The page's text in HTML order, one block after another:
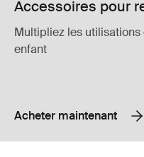
Accessoires pour
Multipliez les
enfant
Acheter maintenant